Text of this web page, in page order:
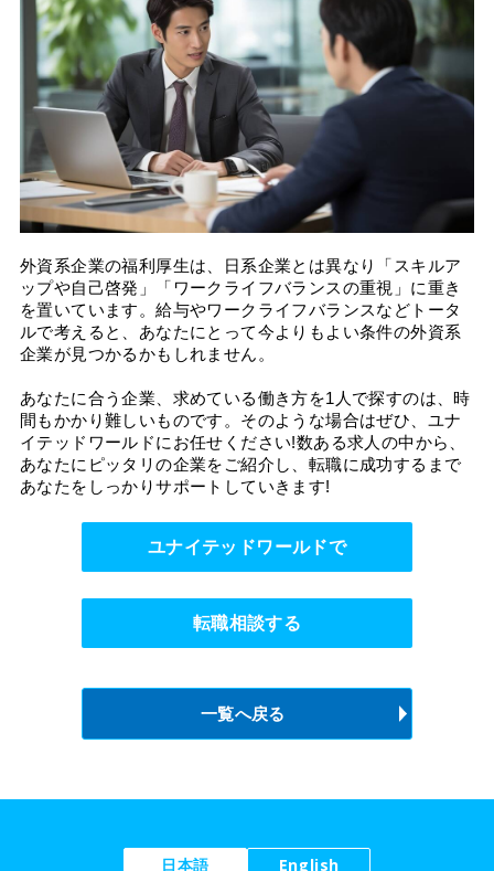
外資系企業の福利厚生は、日系企業とは異なり「スキルア
ップや自己啓発」「ワークライフバランスの重視」に重き
を置いています。給与やワークライフバランスなどトータ
ルで考えると、あなたにとって今よりもよい条件の外資系
企業が見つかるかもしれません。
あなたに合う企業、求めている働き方を1人で探すのは、時
間もかかり難しいものです。そのような場合はぜひ、ユナ
イテッドワールドにお任せください!数ある求人の中から、
あなたにピッタリの企業をご紹介し、転職に成功するまで
あなたをしっかりサポートしていきます!
ユナイテッドワールドで
転職相談する
一覧へ戻る
日本語 English